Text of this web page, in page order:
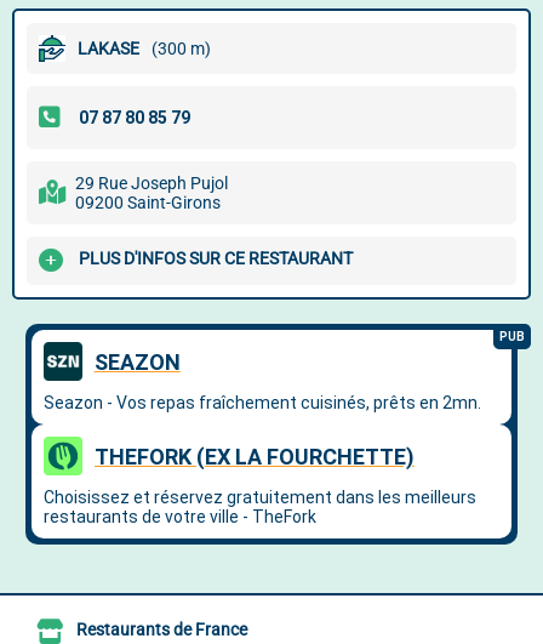
LAKASE (300 m)
29 Rue Joseph Pujol
09200 Saint-Girons
PLUS D'INFOS SUR CE RESTAURANT
Restaurants de France